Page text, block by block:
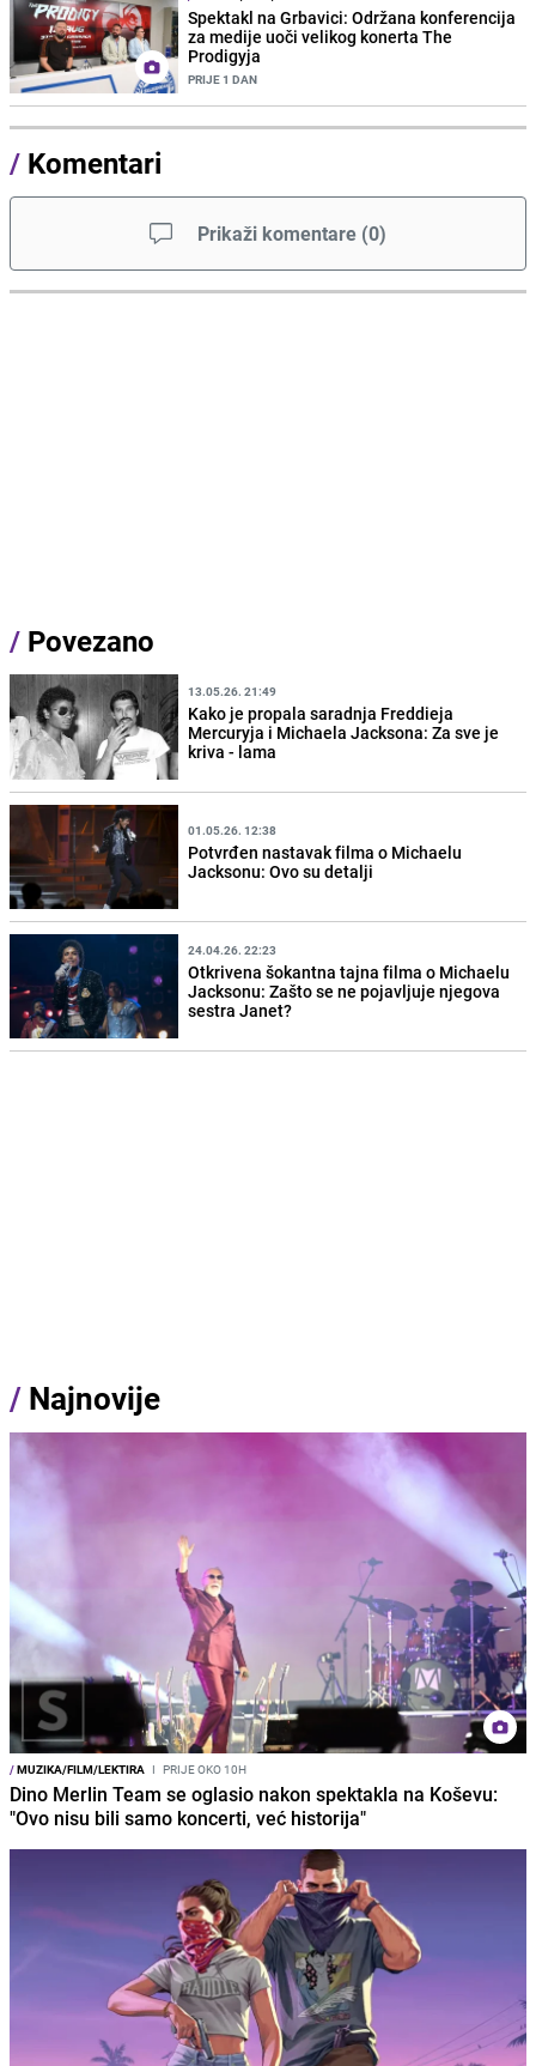
Spektakl na Grbavici: Održana konferencija
za medije uoči velikog konerta The
Prodigyja
PRIJE 1 DAN
/ Komentari
Prikaži komentare (0)
/ Povezano
13.05.26. 21:49
Kako je propala saradnja Freddieja
Mercuryja i Michaela Jacksona: Za sve je
kriva - lama
01.05.26. 12:38
Potvrđen nastavak filma o Michaelu
Jacksonu: Ovo su detalji
24.04.26. 22:23
Otkrivena šokantna tajna filma o Michaelu
Jacksonu: Zašto se ne pojavljuje njegova
sestra Janet?
/ Najnovije
/MUZIKA/FILM/LEKTIRA I PRIJE OKO 10H
Dino Merlin Team se oglasio nakon spektakla na Koševu:
"Ovo nisu bili samo koncerti, već historija"